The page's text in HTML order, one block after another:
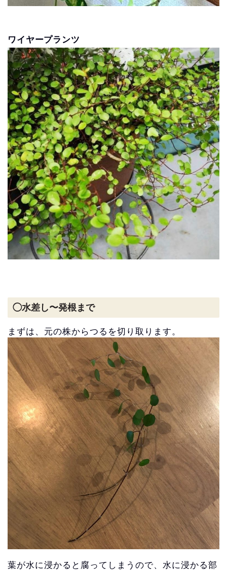
ワイヤープランツ
◯水差し〜発根まで
まずは、元の株からつるを切り取ります。
葉が水に浸かると腐ってしまうので、 水に浸かる部